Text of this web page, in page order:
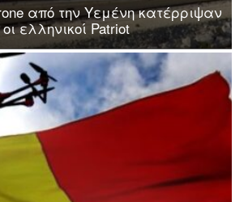
από την Υεμένη κατέρριψαν
οι ελληνικοί Patriot